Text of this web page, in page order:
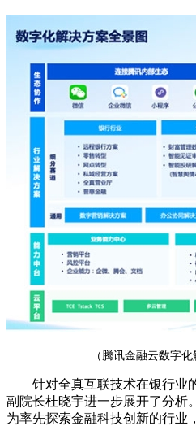
（腾讯金融云数字
针对全真互联技术在银行业
副院长杜晓宇进一步展开了分析
为率先探索金融科技创新的行业